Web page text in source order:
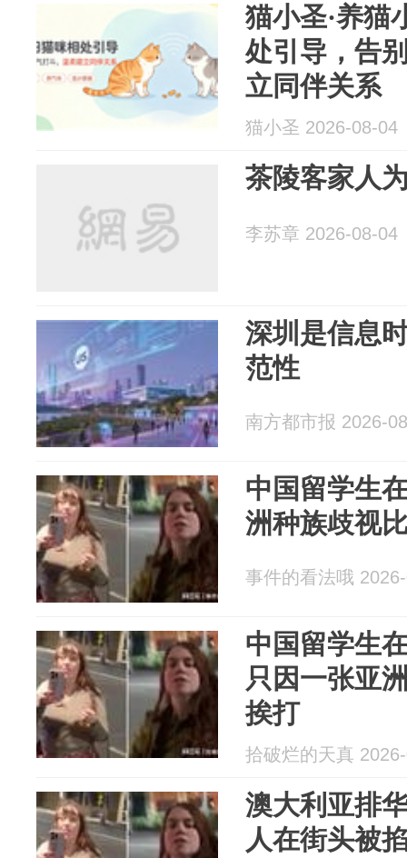
猫小圣·养猫
处引导，告
立同伴关系
猫小圣 2026-08-04
茶陵客家人
李苏章 2026-08-04
深圳是信息
范性
南方都市报 2026-
中国留学生
洲种族歧视
事件的看法哦
中国留学生
只因一张亚
挨打
拾破烂的天真
澳大利亚排
人在街头被